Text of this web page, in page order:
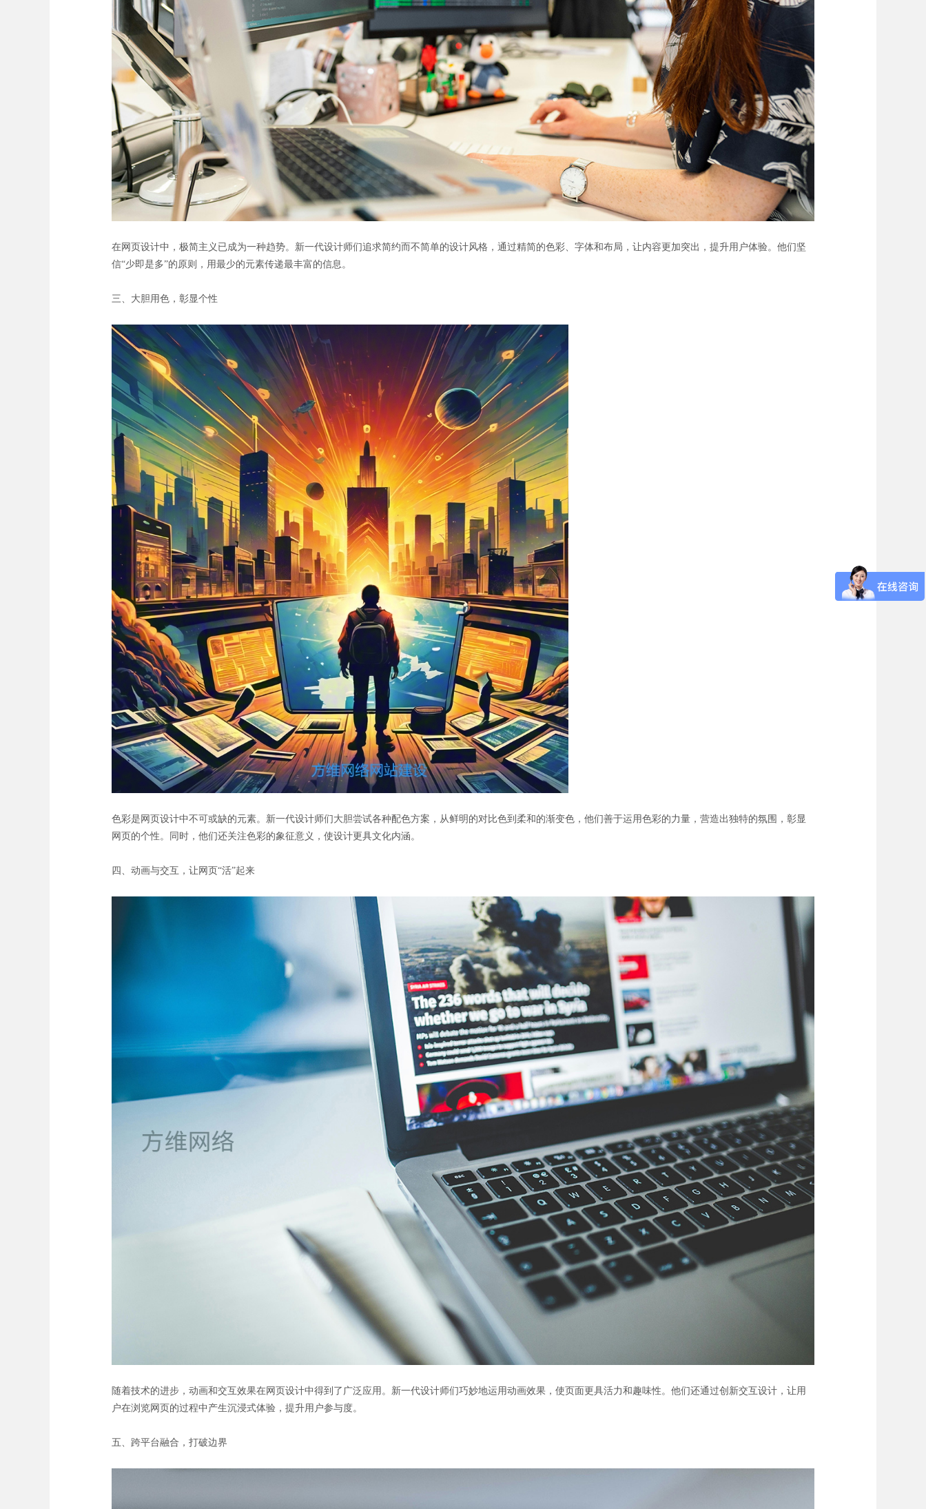
在网页设计中，极简主义已成为一种趋势。新一代设计师们追求简约而不简单的设计风格，通过精简的色彩、字体和布局，让内容更加突出，提升用户体验。他们坚
信“少即是多”的原则，用最少的元素传递最丰富的信息。
三、大胆用色，彰显个性
色彩是网页设计中不可或缺的元素。新一代设计师们大胆尝试各种配色方案，从鲜明的对比色到柔和的渐变色，他们善于运用色彩的力量，营造出独特的氛围，彰显
网页的个性。同时，他们还关注色彩的象征意义，使设计更具文化内涵。
四、动画与交互，让网页“活”起来
随着技术的进步，动画和交互效果在网页设计中得到了广泛应用。新一代设计师们巧妙地运用动画效果，使页面更具活力和趣味性。他们还通过创新交互设计，让用
户在浏览网页的过程中产生沉浸式体验，提升用户参与度。
五、跨平台融合，打破边界